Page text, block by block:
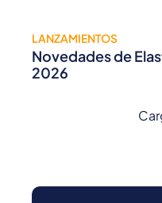
LANZAMIENTOS
Novedades de
2026